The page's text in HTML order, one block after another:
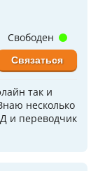
так и
несколько
и переводчик
Свободен
Связаться